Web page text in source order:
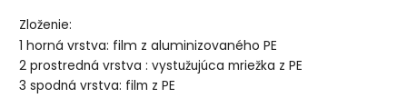
Zloženie:
1 horná vrstva: film z aluminizovaného PE
2 prostredná vrstva : vystužujúca mriežka z PE
3 spodná vrstva: film z PE